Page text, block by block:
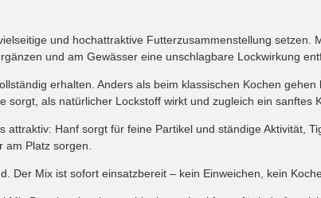
und hochattraktive Futterzusammenstellung setzen.
und am Gewässer eine unschlagbare Lockwirkung
erhalten. Anders als beim klassischen Kochen gehen
als natürlicher Lockstoff wirkt und zugleich ein sanftes
Hanf sorgt für feine Partikel und ständige Aktivität,
Platz sorgen.
Mix ist sofort einsatzbereit – kein Einweichen, kein